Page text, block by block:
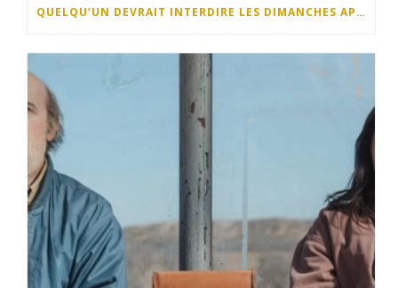
QUELQU’UN DEVRAIT INTERDIRE LES DIMANCHES APRÈS-MIDI